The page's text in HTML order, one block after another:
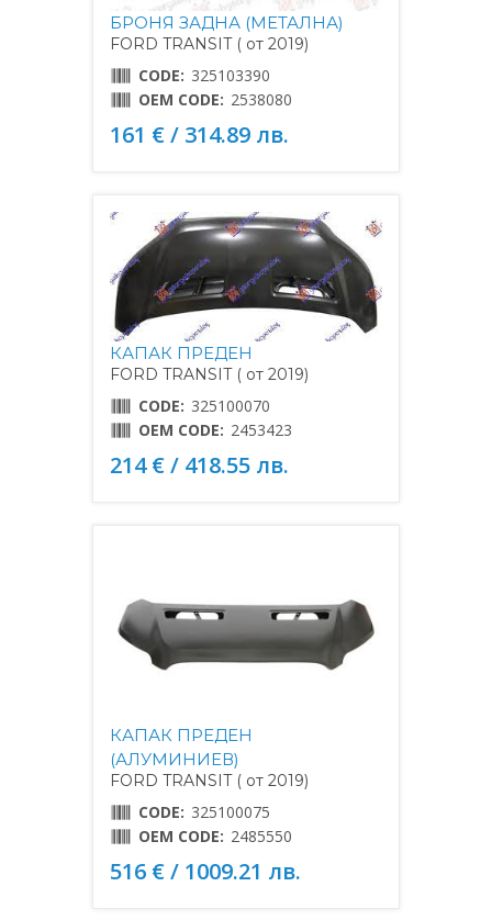
БРОНЯ ЗАДНА (МЕТАЛНА)
FORD TRANSIT ( от 2019)
CODE: 325103390
OEM CODE: 2538080
161 € / 314.89 лв.
КАПАК ПРЕДЕН
FORD TRANSIT ( от 2019)
CODE: 325100070
OEM CODE: 2453423
214 € / 418.55 лв.
КАПАК ПРЕДЕН
(АЛУМИНИЕВ)
FORD TRANSIT ( от 2019)
CODE: 325100075
OEM CODE: 2485550
516 € / 1009.21 лв.